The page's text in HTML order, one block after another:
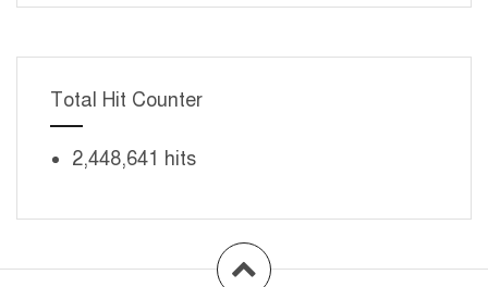
Total Hit Counter
2,448,641 hits